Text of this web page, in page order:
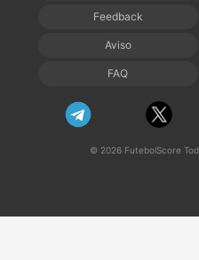
Feedback
Aviso
FAQ
© 2026 FutebolScore